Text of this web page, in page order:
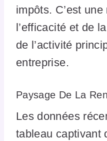
impôts. C’est
l’efficacité et de
de l’activité
entreprise.
Paysage De La
Les données
tableau captivant